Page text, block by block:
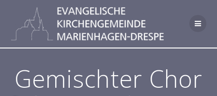
Inhalt
springen
Gemischter Chor